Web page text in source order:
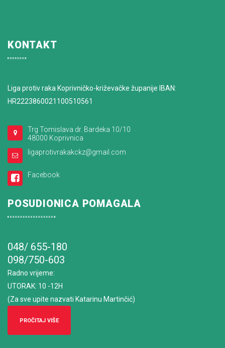
KONTAKT
Liga protiv raka Koprivničko-križevačke županije IBAN:
HR2223860021100510561
Trg Tomislava dr. Bardeka 10/10
48000 Koprivnica
ligaprotivrakakckz@gmail.com
Facebook
POSUDIONICA POMAGALA
048/ 655-180
098/750-603
Radno vrijeme:
UTORAK: 10 -12H
(Za sve upite nazvati Katarinu Martinčić)
PROČITAJ VIŠE